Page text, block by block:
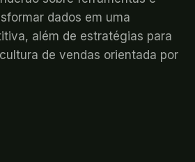
dados em uma
além de estratégias para
de vendas orientada por